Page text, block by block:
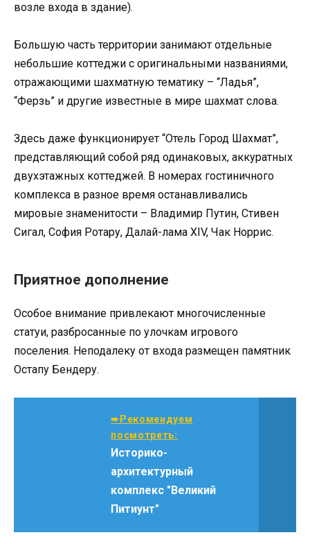
возле входа в здание).
Большую часть территории занимают отдельные
небольшие коттеджи с оригинальными названиями,
отражающими шахматную тематику – “Ладья”,
“Ферзь” и другие известные в мире шахмат слова.
Здесь даже функционирует “Отель Город Шахмат”,
представляющий собой ряд одинаковых, аккуратных
двухэтажных коттеджей. В номерах гостиничного
комплекса в разное время останавливались
мировые знаменитости – Владимир Путин, Стивен
Сигал, София Ротару, Далай-лама XIV, Чак Норрис.
Приятное дополнение
Особое внимание привлекают многочисленные
статуи, разбросанные по улочкам игрового
поселения. Неподалеку от входа размещен памятник
Остапу Бендеру.
➨Рекомендуем
посмотреть:
Историко-
архитектурный
комплекс "Великий
Питиунт"